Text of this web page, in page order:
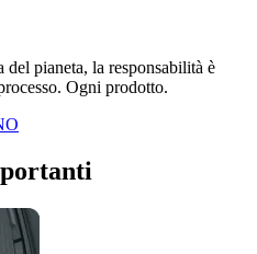
pianeta, la responsabilità è
Ogni prodotto.